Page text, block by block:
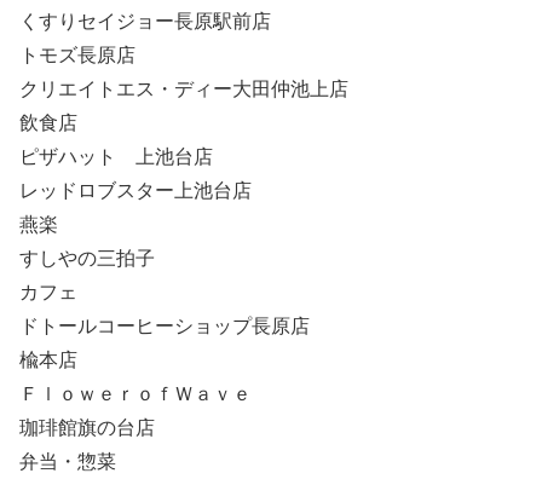
くすりセイジョー長原駅前店
トモズ長原店
クリエイトエス・ディー大田仲池上店
飲食店
ピザハット 上池台店
レッドロブスター上池台店
燕楽
すしやの三拍子
カフェ
ドトールコーヒーショップ長原店
楡本店
ＦｌｏｗｅｒｏｆＷａｖｅ
珈琲館旗の台店
弁当・惣菜